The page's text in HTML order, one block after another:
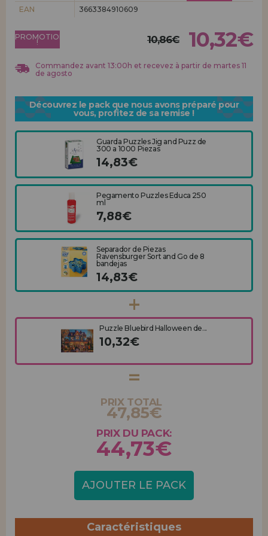
Allez-y! Nous vous attendions.
ENREGISTREMENT DISTRIBUTEUR
EAN
3663384910609
PROMOTION
! 10,86€ 10,32€
Commandez avant 13:00h et recevez à partir de martes 11
de agosto
Découvrez le pack que nous avons préparé pour
vous, profitez de sa remise !
Guarda Puzzles Jig and Puzz de
300 a 1000 Piezas
14,83€
Pegamento Puzzles Educa 250
ml
7,88€
Separador de Piezas
Ravensburger Sort and Go de 8
bandejas
14,83€
Puzzle Bluebird Halloween de...
10,32€
PRIX TOTAL
47,85€
PRIX DU PACK:
44,73€
AJOUTER LE PACK
Caractéristiques